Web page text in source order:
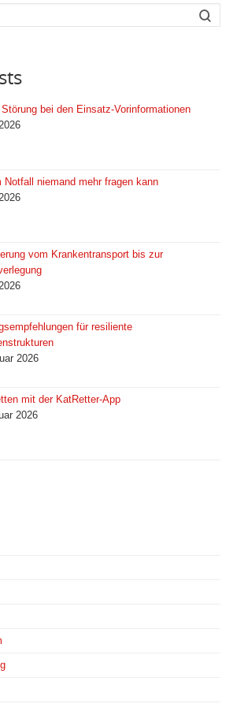
bei den Einsatz-Vorinformationen
Notfall niemand mehr fragen kann
vom Krankentransport bis zur
für resiliente
2026
mit der KatRetter-App
2026